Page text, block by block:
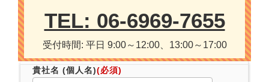
TEL: 06-6969-7655
受付時間: 平日 9:00～12:00、13:00～17:00
貴社名 (個人名)(必須)